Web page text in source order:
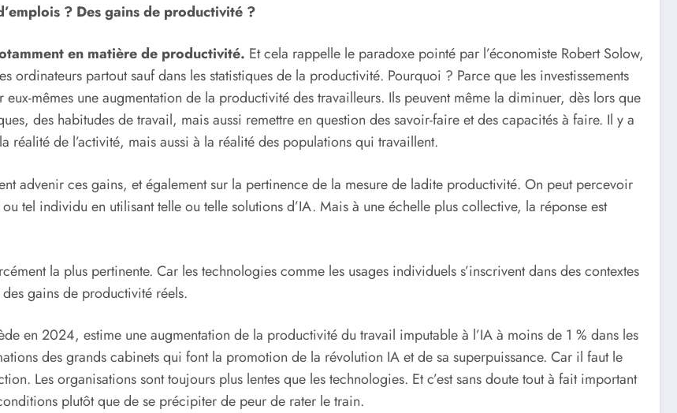
? Des gains de productivité ?
en matière de productivité. Et cela rappelle le paradoxe pointé par l’économiste Robert Solow,
ordinateurs partout sauf dans les statistiques de la productivité. Pourquoi ? Parce que les investissements
mêmes une augmentation de la productivité des travailleurs. Ils peuvent même la diminuer, dès lors que
des habitudes de travail, mais aussi remettre en question des savoir-faire et des capacités à faire. Il y a
réalité de l’activité, mais aussi à la réalité des populations qui travaillent.
advenir ces gains, et également sur la pertinence de la mesure de ladite productivité. On peut percevoir
tel individu en utilisant telle ou telle solutions d’IA. Mais à une échelle plus collective, la réponse est
la plus pertinente. Car les technologies comme les usages individuels s’inscrivent dans des contextes
gains de productivité réels.
en 2024, estime une augmentation de la productivité du travail imputable à l’IA à moins de 1 % dans les
des grands cabinets qui font la promotion de la révolution IA et de sa superpuissance. Car il faut le
Les organisations sont toujours plus lentes que les technologies. Et c’est sans doute tout à fait important
plutôt que de se précipiter de peur de rater le train.